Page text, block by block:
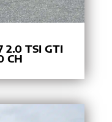
2.0 TSI GTI
CH